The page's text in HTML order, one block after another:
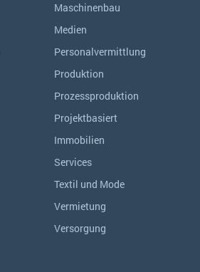
Maschinenbau
Medien
Personalvermittlung
Produktion
Prozessproduktion
Projektbasiert
Immobilien
Services
Textil und Mode
Vermietung
Versorgung